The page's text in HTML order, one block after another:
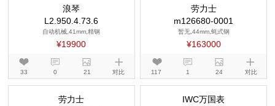
浪琴
L2.950.4.73.6
自动机械,41mm,精钢
¥19900
33 0 21 对比
劳力士
m126680-0001
暂无,44mm,蚝式钢
¥163000
117 1 24 对比
劳力士
IWC万国表